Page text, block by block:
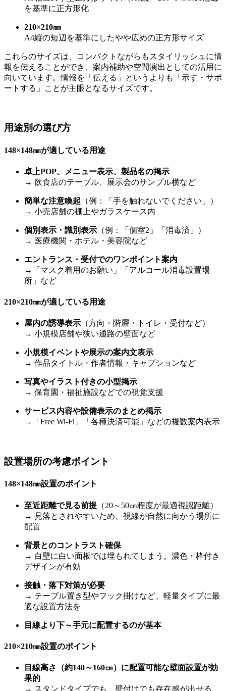
を基準に正方形化
210×210㎜
A4縦の短辺を基準にしたやや広めの正方形サイズ
これらのサイズは、コンパクトながらもスタイリッシュに情
報を伝えることができ、案内補助や空間演出としての活用に
向いています。情報を「伝える」というよりも「示す・サポ
ートする」ことが主眼となるサイズです。
用途別の選び方
148×148㎜が適している用途
卓上POP、メニュー表示、製品名の掲示
→ 飲食店のテーブル、展示会のサンプル横など
簡単な注意喚起 （例：「手を触れないでください」）
→ 小売店舗の棚上やガラスケース内
個別表示・識別表示 （例：「個室2」「消毒済」）
→ 医療機関・ホテル・美容院など
エントランス・受付でのワンポイント案内
→「マスク着用のお願い」「アルコール消毒設置場
所」など
210×210㎜が適している用途
屋内の誘導表示 （方向・階層・トイレ・受付など）
→ 小規模店舗や狭い通路の壁面など
小規模イベントや展示の案内文表示
→ 作品タイトル・作者情報・キャプションなど
写真やイラスト付きの小型掲示
→ 保育園・福祉施設などでの視覚支援
サービス内容や設備表示のまとめ掲示
→「Free Wi-Fi」「各種決済可能」などの複数案内表示
設置場所の考慮ポイント
148×148㎜設置のポイント
至近距離で見る前提 （20～50㎝程度が最適視認距離）
→ 見落とされやすいため、視線が自然に向かう場所に
配置
背景とのコントラスト確保
→ 白壁に白い面板では埋もれてしまう。濃色・枠付き
デザインが有効
接触・落下対策が必要
→ テーブル置き型やフック掛けなど、軽量タイプに最
適な設置方法を
目線より下～手元に配置するのが基本
210×210㎜設置のポイント
目線高さ（約140～160㎝）に配置可能な壁面設置が効
果的
→ スタンドタイプでも、壁付けでも存在感が出せる